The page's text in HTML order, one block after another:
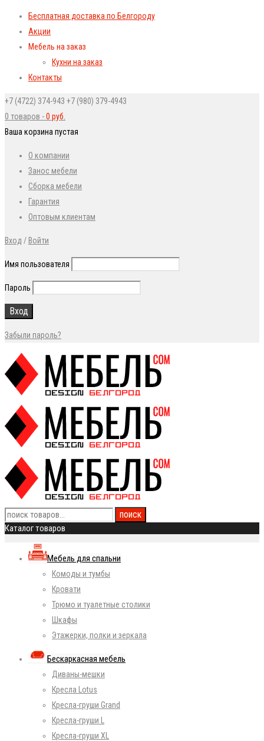
Бесплатная доставка по Белгороду
Акции
Мебель на заказ
Кухни на заказ
Контакты
+7 (4722) 374-943 +7 (980) 379-4943
0 товаров -0 руб.
Ваша корзина пустая
О компании
Занос мебели
Сборка мебели
Гарантия
Оптовым клиентам
Вход / Войти
Имя пользователя
Пароль
Забыли пароль?
Каталог товаров
Мебель для спальни
Комоды и тумбы
Кровати
Трюмо и туалетные столики
Шкафы
Этажерки, полки и зеркала
Бескаркасная мебель
Диваны-мешки
Кресла Lotus
Кресла-груши Grand
Кресла-груши L
Кресла-груши XL